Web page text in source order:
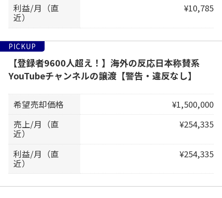
利益/月（直
近）
¥10,785
PICKUP
【登録者9600人超え！】海外の反応日本称賛系
YouTubeチャンネルの譲渡【警告・違反なし】
希望売却価格
¥1,500,000
売上/月（直
近）
¥254,335
利益/月（直
近）
¥254,335